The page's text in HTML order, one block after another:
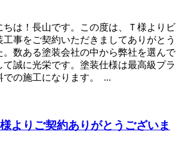
ちは！長山です。この度は、Ｔ様よりビ
工事をご契約いただきましてありがとう
。数ある塗装会社の中から弊社を選んで
て誠に光栄です。塗装仕様は最高級プラ
での施工になります。 ...
よりご契約ありがとうございま